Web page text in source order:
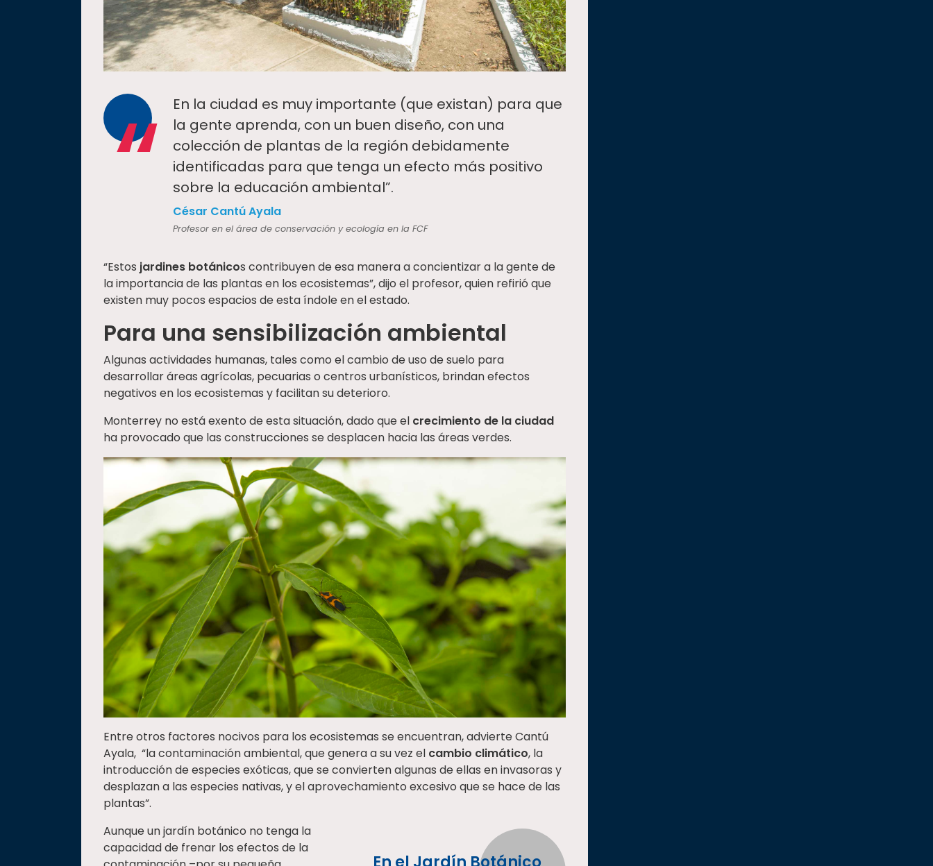
“
En la ciudad es muy importante (que existan) para que
la gente aprenda, con un buen diseño, con una
colección de plantas de la región debidamente
identificadas para que tenga un efecto más positivo
sobre la educación ambiental”.
César Cantú Ayala
Profesor en el área de conservación y ecología en la FCF
“Estos jardines botánicos contribuyen de esa manera a concientizar a la gente de
la importancia de las plantas en los ecosistemas”, dijo el profesor, quien refirió que
existen muy pocos espacios de esta índole en el estado.
Para una sensibilización ambiental
Algunas actividades humanas, tales como el cambio de uso de suelo para
desarrollar áreas agrícolas, pecuarias o centros urbanísticos, brindan efectos
negativos en los ecosistemas y facilitan su deterioro.
Monterrey no está exento de esta situación, dado que el crecimiento de la ciudad
ha provocado que las construcciones se desplacen hacia las áreas verdes.
Entre otros factores nocivos para los ecosistemas se encuentran, advierte Cantú
Ayala, “la contaminación ambiental, que genera a su vez el cambio climático, la
introducción de especies exóticas, que se convierten algunas de ellas en invasoras y
desplazan a las especies nativas, y el aprovechamiento excesivo que se hace de las
plantas”.
Aunque un jardín botánico no tenga la
capacidad de frenar los efectos de la